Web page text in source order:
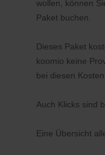
wollen, können
Paket buchen.
Dieses Paket
koomio keine
bei diesen
Auch Klicks sind
Eine Übersicht